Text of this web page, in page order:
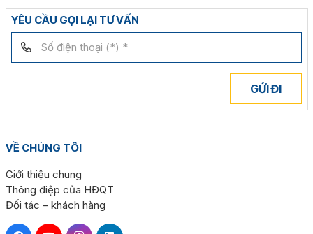
YÊU CẦU GỌI LẠI TƯ VẤN
GỬI ĐI
VỀ CHÚNG TÔI
Giới thiệu chung
Thông điệp của HĐQT
Đối tác – khách hàng